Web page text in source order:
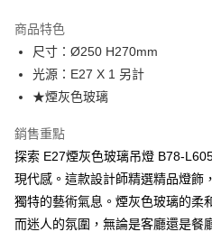
街口支付
悠遊付
全盈+PAY
AFTEE先享後付
相關說明
【關於「AFTEE先享後付」】
商品特色
尺寸：Ø250 H270mm
光源：E27 X 1 另計
★煙灰色玻璃
銷售重點
探索 E27煙灰色玻璃吊燈 B78-
現代感。這款設計師精選精品燈飾
獨特的藝術氣息。煙灰色玻璃的柔
而迷人的氛圍，無論是客廳還是餐